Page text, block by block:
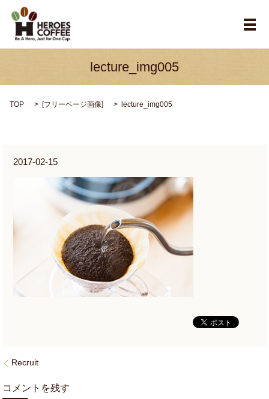
メ
lecture_img005
TOP [フリーページ画像] lecture_img005
2017-02-15
Recruit
コメントを残す